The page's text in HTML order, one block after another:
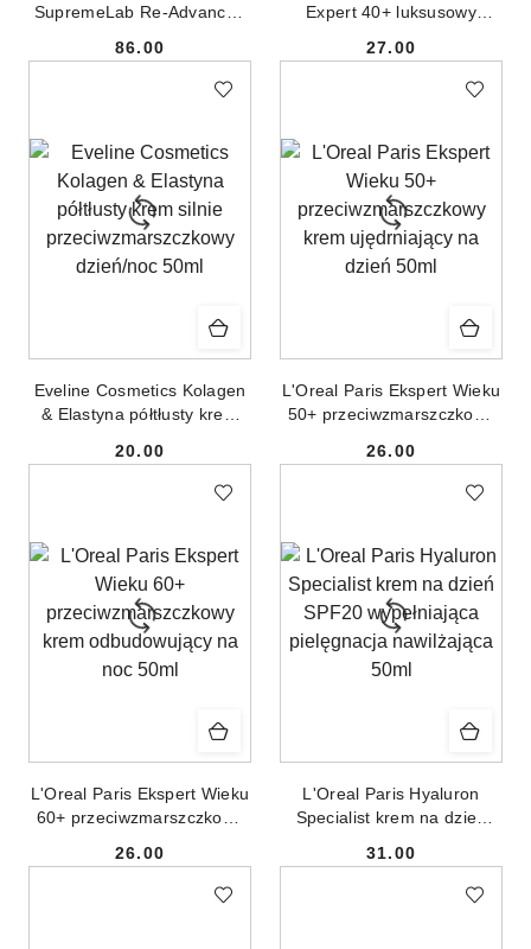
SupremeLab Re-Advanced
Retinalem 50ml
Cena:
86.00
Expert 40+ luksusowy
24k złotem dzień/noc 50ml
Cena:
27.00
Eveline Cosmetics Kolagen
& Elastyna półtłusty krem
dzień/noc 50ml
Cena:
20.00
L'Oreal Paris Ekspert Wieku
50+ przeciwzmarszczkowy
50mlCena:
26.00
L'Oreal Paris Ekspert Wieku
60+ przeciwzmarszczkowy
50mlCena:
26.00
L'Oreal Paris Hyaluron
Specialist krem na dzień
pielęgnacja nawilżająca
Cena:
31.00